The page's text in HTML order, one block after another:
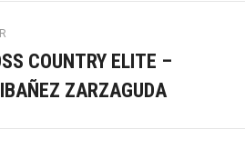
COUNTRY ELITE –
ZARZAGUDA